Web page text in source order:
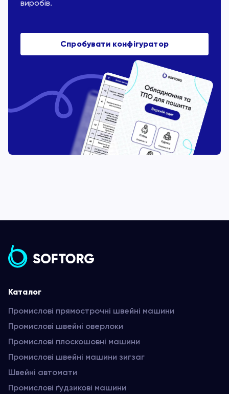
виробів.
Спробувати конфігуратор
Каталог
Промислові прямострочні швейні машини
Промислові швейні оверлоки
Промислові плоскошовні машини
Промислові швейні машини зигзаг
Швейні автомати
Промислові ґудзикові машини